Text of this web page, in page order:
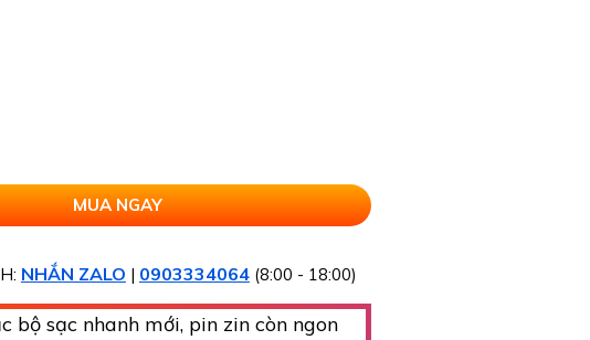
NHẮN ZALO | 0903334064(8:00 - 18:00)
bộ sạc nhanh mới, pin zin còn ngon